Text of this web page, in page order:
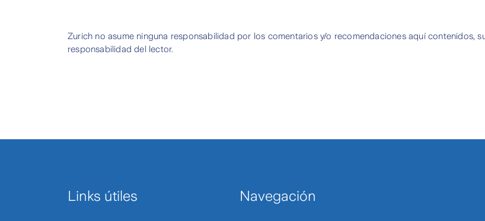
Zurich no asume ninguna responsabilidad por los comentarios y/o recomendaciones aquí contenidos,
responsabilidad del lector.
Links útiles Navegación